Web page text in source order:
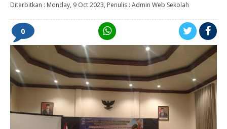
Diterbitkan : Monday, 9 Oct 2023, Penulis : Admin Web Sekolah
0